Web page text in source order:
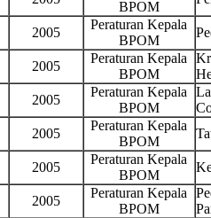
BPOM
2005
Peraturan Kepala
BPOM
2005
Peraturan Kepala
BPOM
2005
Peraturan Kepala
BPOM
2005
Peraturan Kepala
BPOM
2005
Peraturan Kepala
BPOM
2005
Peraturan Kepala
BPOM